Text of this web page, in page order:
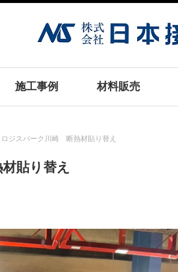
施工事例 材料販売
ジスパーク川崎 断熱材貼り替え
貼り替え